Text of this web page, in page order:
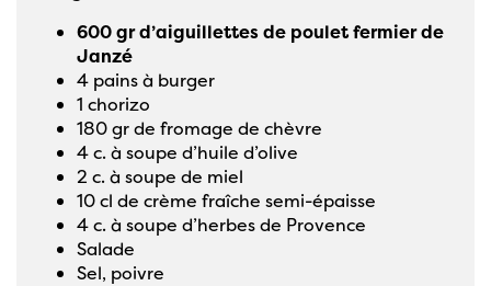
600 gr d’aiguillettes de poulet fermier de
Janzé
4 pains à burger
1 chorizo
180 gr de fromage de chèvre
4 c. à soupe d’huile d’olive
2 c. à soupe de miel
10 cl de crème fraîche semi-épaisse
4 c. à soupe d’herbes de Provence
Salade
Sel, poivre